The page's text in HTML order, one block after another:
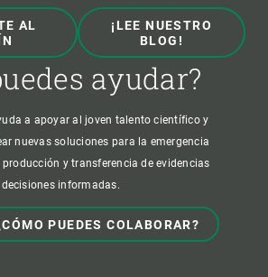
AL
¡LEE NUESTRO
BLOG!
ayudar?
a apoyar al joven talento científico y
nuevas soluciones para la emergencia
y transferencia de evidencias
informadas.
PUEDES COLABORAR?